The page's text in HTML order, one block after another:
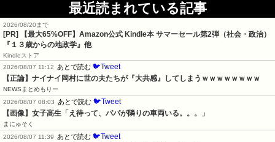
最近読まれている記事
2026/08/20まで
[PR]
【最大65%OFF】Amazon公式 Kindle本 サマーセール第2弾（社会・政治）
『１３歳からの地政学』他
Kindleストア
2026/08/07 11:12
あとで読む 🐦Tweet
【正論】ナイナイ岡村に世の夫たちが『大共感』してしまうｗｗｗｗｗｗｗｗ
NEWSまとめもりー
2026/08/07 08:03
あとで読む 🐦Tweet
【画像】女子高生「え待って、パパが隣りの車両いる。。。」
まにゅそく
2026/08/07 11:39
あとで読む 🐦Tweet